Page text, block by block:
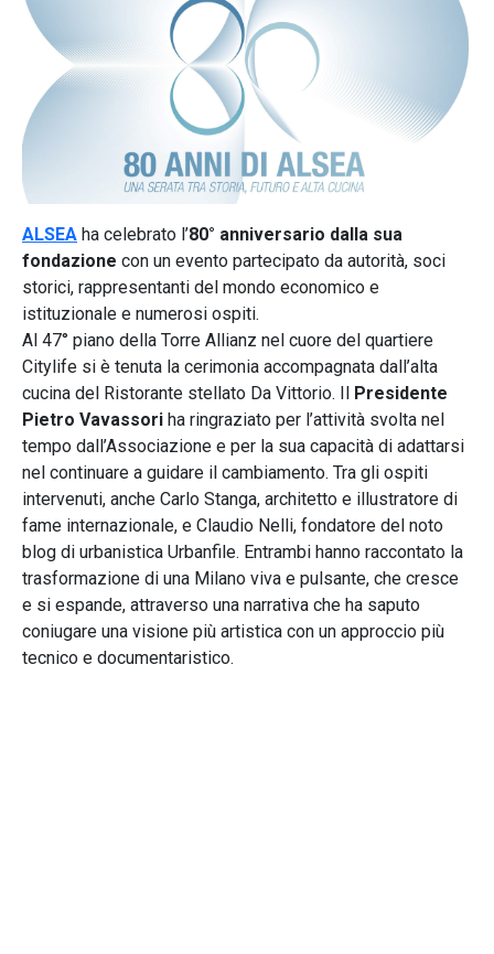
ALSEA ha celebrato l’80° anniversario dalla sua
fondazione con un evento partecipato da autorità, soci
storici, rappresentanti del mondo economico e
istituzionale e numerosi ospiti.
Al 47° piano della Torre Allianz nel cuore del quartiere
Citylife si è tenuta la cerimonia accompagnata dall’alta
cucina del Ristorante stellato Da Vittorio. Il Presidente
Pietro Vavassori ha ringraziato per l’attività svolta nel
tempo dall’Associazione e per la sua capacità di adattarsi
nel continuare a guidare il cambiamento. Tra gli ospiti
intervenuti, anche Carlo Stanga, architetto e illustratore di
fame internazionale, e Claudio Nelli, fondatore del noto
blog di urbanistica Urbanfile. Entrambi hanno raccontato la
trasformazione di una Milano viva e pulsante, che cresce
e si espande, attraverso una narrativa che ha saputo
coniugare una visione più artistica con un approccio più
tecnico e documentaristico.